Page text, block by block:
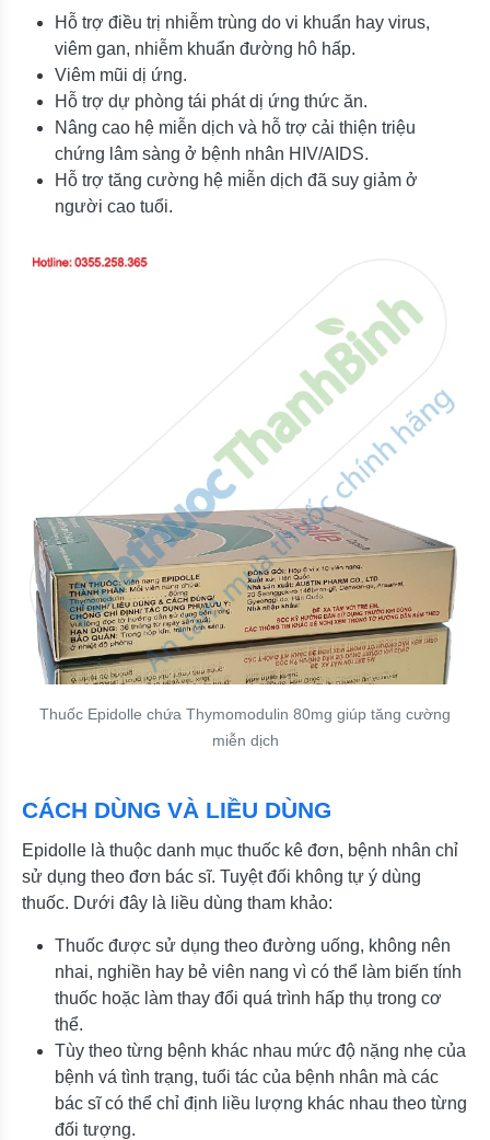
Hỗ trợ điều trị nhiễm trùng do vi khuẩn hay virus,
viêm gan, nhiễm khuẩn đường hô hấp.
Viêm mũi dị ứng.
Hỗ trợ dự phòng tái phát dị ứng thức ăn.
Nâng cao hệ miễn dịch và hỗ trợ cải thiện triệu
chứng lâm sàng ở bệnh nhân HIV/AIDS.
Hỗ trợ tăng cường hệ miễn dịch đã suy giảm ở
người cao tuổi.
Thuốc Epidolle chứa Thymomodulin 80mg giúp tăng cường
miễn dịch
CÁCH DÙNG VÀ LIỀU DÙNG
Epidolle là thuộc danh mục thuốc kê đơn, bệnh nhân chỉ
sử dụng theo đơn bác sĩ. Tuyệt đối không tự ý dùng
thuốc. Dưới đây là liều dùng tham khảo:
Thuốc được sử dụng theo đường uống, không nên
nhai, nghiền hay bẻ viên nang vì có thể làm biến tính
thuốc hoặc làm thay đổi quá trình hấp thụ trong cơ
thể.
Tùy theo từng bệnh khác nhau mức độ nặng nhẹ của
bệnh vá tình trạng, tuổi tác của bệnh nhân mà các
bác sĩ có thể chỉ định liều lượng khác nhau theo từng
đối tượng.